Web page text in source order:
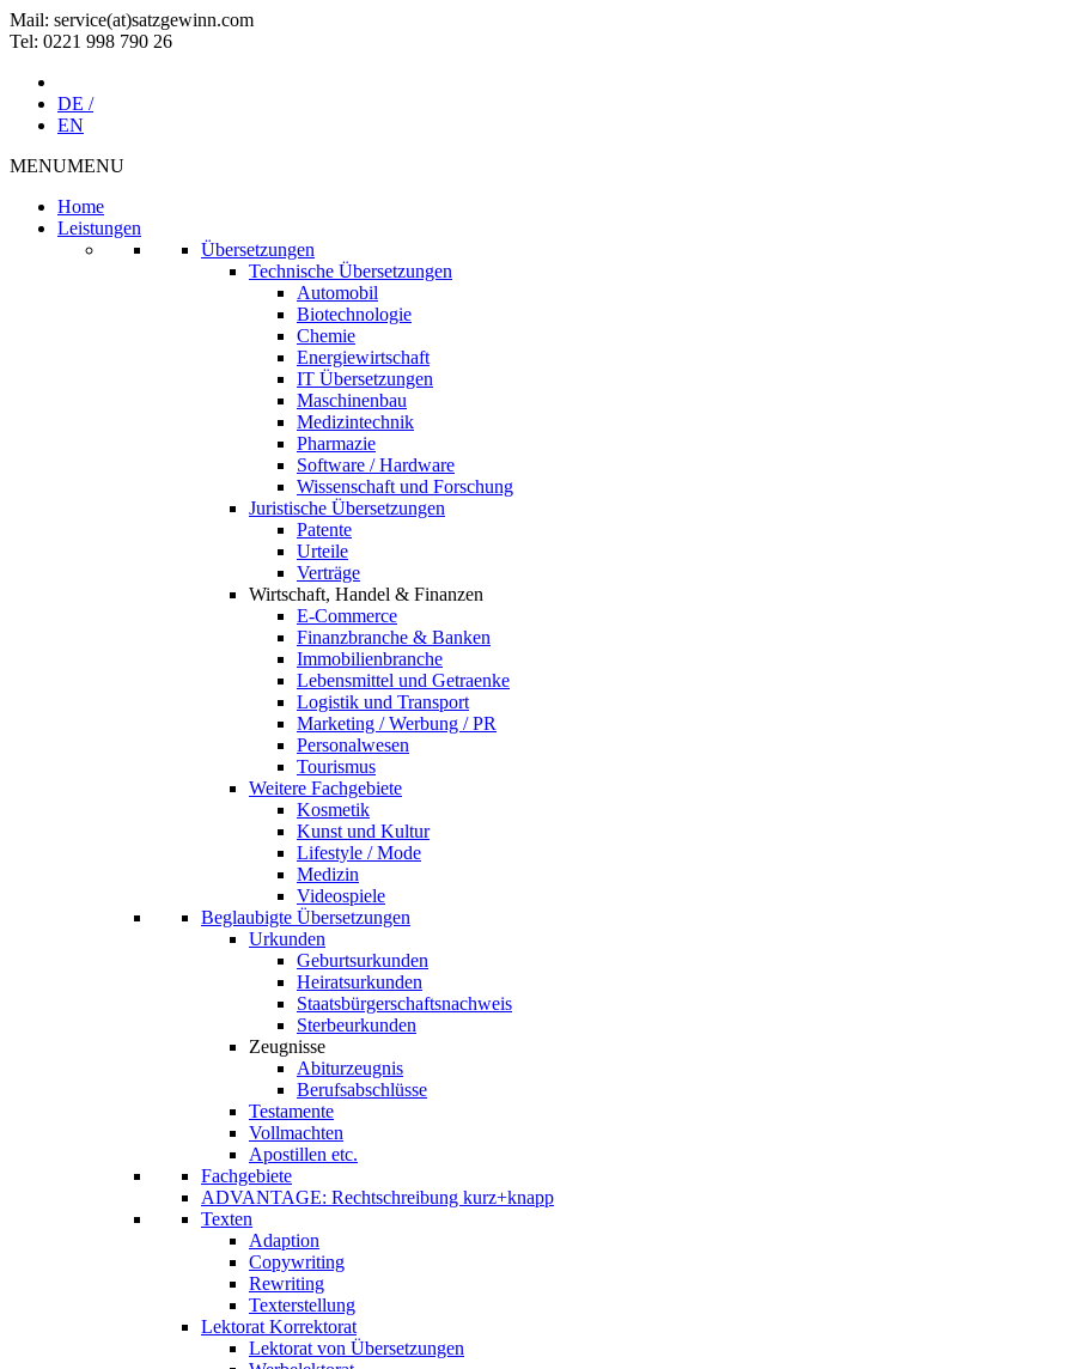
Mail: service(at)satz­gewinn.com
Tel: 0221 998 790 26
DE /
EN
MENUMENU
Home
Leistungen
Übersetzungen
Technische Übersetzungen
Automobil
Biotechnologie
Chemie
Energiewirtschaft
IT Übersetzungen
Maschinenbau
Medizintechnik
Pharmazie
Software / Hardware
Wissenschaft und Forschung
Juristische Übersetzungen
Patente
Urteile
Verträge
Wirtschaft, Handel & Finanzen
E-Commerce
Finanzbranche & Banken
Immobilienbranche
Lebensmittel und Getraenke
Logistik und Transport
Marketing / Werbung / PR
Personalwesen
Tourismus
Weitere Fachgebiete
Kosmetik
Kunst und Kultur
Lifestyle / Mode
Medizin
Videospiele
Beglaubigte Übersetzungen
Urkunden
Geburtsurkunden
Heiratsurkunden
Staatsbürgerschaftsnachweis
Sterbeurkunden
Zeugnisse
Abiturzeugnis
Berufsabschlüsse
Testamente
Vollmachten
Apostillen etc.
Fachgebiete
ADVANTAGE: Rechtschreibung kurz+knapp
Texten
Adaption
Copywriting
Rewriting
Texterstellung
Lektorat Korrektorat
Lektorat von Übersetzungen